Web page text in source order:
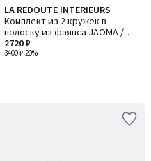
LA REDOUTE INTERIEURS
Комплект из 2 кружек в
полоску из фаянса JAOMA /
ЖАОМА
3400 ₽-20%
2720 ₽